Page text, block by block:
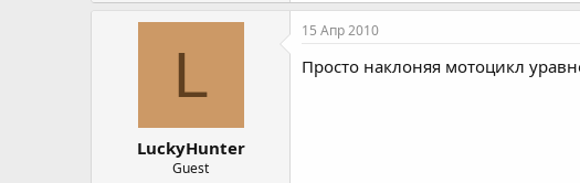
L
LuckyHunter
Guest
15 Апр 2010
Просто наклоняя мотоцикл